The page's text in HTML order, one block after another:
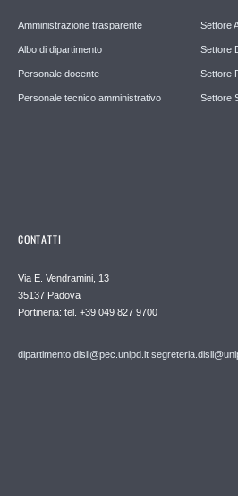
Amministrazione trasparente
Albo di dipartimento
Personale docente
Personale tecnico amministrativo
Settore
Settore
Settore
Settore
CONTATTI
Via E. Vendramini, 13
35137 Padova
Portineria: tel. +39 049 827 9700
dipartimento.disll@pec.unipd.it